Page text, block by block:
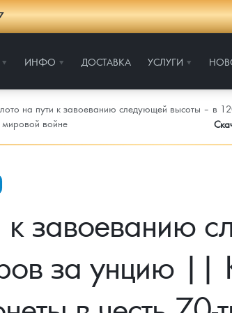
ИНФО ДОСТАВКА УСЛУГИ
на пути к завоеванию следующей высоты – в
мировой войне
к завоеванию
за унцию ||